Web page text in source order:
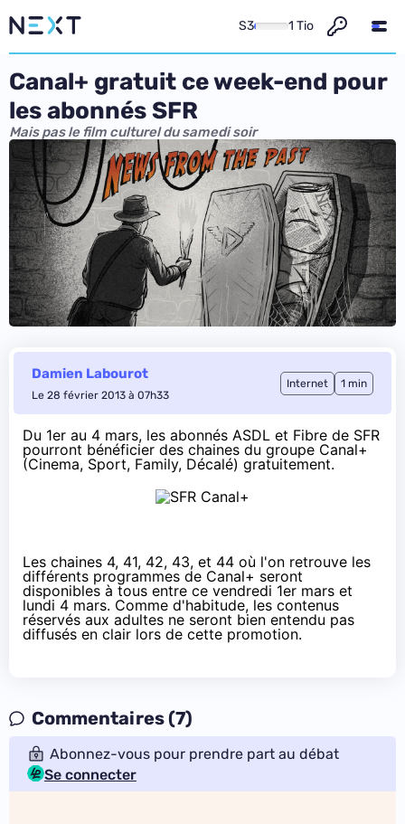
S3 1 Tio
Canal+ gratuit ce week-end pour
les abonnés SFR
Mais pas le film culturel du samedi soir
Damien Labourot
Le 28 février 2013 à 07h33
Internet 1 min
Du 1er au 4 mars, les abonnés ASDL et Fibre de SFR
pourront bénéficier des chaines du groupe Canal+
(Cinema, Sport, Family, Décalé) gratuitement.
Les chaines 4, 41, 42, 43, et 44 où l'on retrouve les
différents programmes de Canal+ seront
disponibles à tous entre ce vendredi 1er mars et
lundi 4 mars. Comme d'habitude, les contenus
réservés aux adultes ne seront bien entendu pas
diffusés en clair lors de cette promotion.
Commentaires (7)
Abonnez-vous pour prendre part au débat
Se connecter